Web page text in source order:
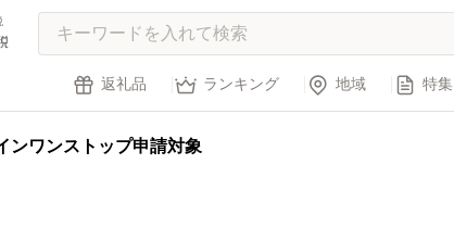
返礼品 ランキング 地域 特集
ンワンストップ申請対象